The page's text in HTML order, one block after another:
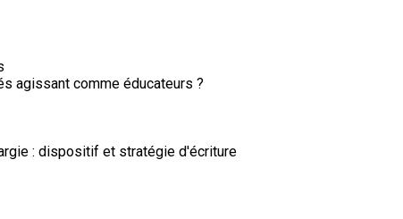
agissant comme éducateurs ?
: dispositif et stratégie d'écriture